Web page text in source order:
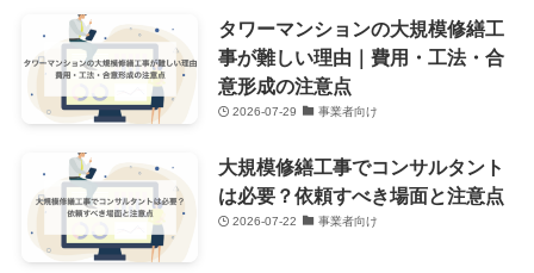
タワーマンションの大規模修繕工
事が難しい理由｜費用・工法・合
意形成の注意点
2026-07-29 事業者向け
大規模修繕工事でコンサルタント
は必要？依頼すべき場面と注意点
2026-07-22 事業者向け